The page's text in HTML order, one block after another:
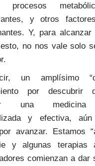
procesos
y otros
Y, para
no nos vale solo
un amplísimo
por descubrir
una medicina
y efectiva,
avanzar. Estamos
y algunas terapias
comienzan a dar